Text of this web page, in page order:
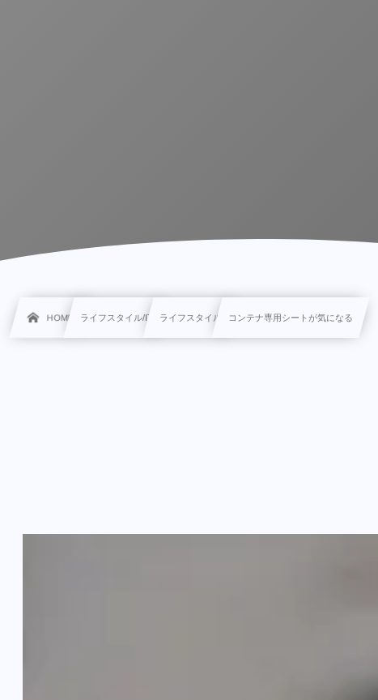
HOME ライフスタイル/IT ライフスタイル コンテナ専用シートが気になる